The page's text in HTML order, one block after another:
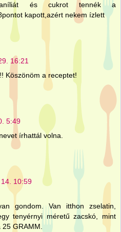
és cukrot tennék a
kapott,azért nekem ízlett
16:21
Köszönöm a receptet!
5:49
írhattál volna.
10:59
gondom. Van itthon zselatin,
tenyérnyi méretű zacskó, mint
25 GRAMM.